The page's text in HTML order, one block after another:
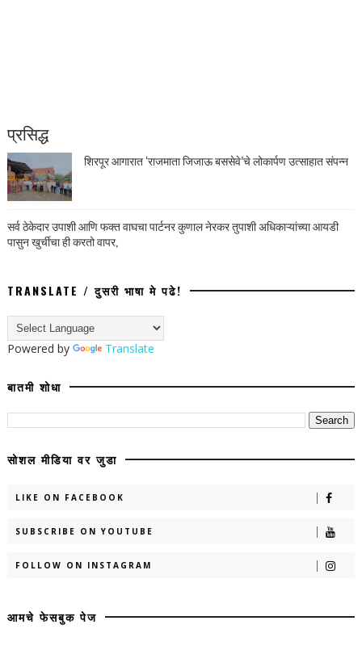
प्रसिद्ध
शिरपूर आगारात ‘राजमाता जिजाऊ बससेवे’चे लोकार्पण उत्साहात संपन्न
सर्व ठेकेदार उपाशी आणि फक्त वाघचा पार्टनर कुणाल नेरकर तुपाशी अधिकाऱ्यांच्या आयडी
पासुन खुर्चीचा ही करतो वापर,
TRANSLATE / दुसरी भाषा मे पढे!
Powered by Translate
बातमी शोधा
सोशल मीडिया वर जुडा
LIKE ON FACEBOOK
SUBSCRIBE ON YOUTUBE
FOLLOW ON INSTAGRAM
आमचे फेसबुक पेज